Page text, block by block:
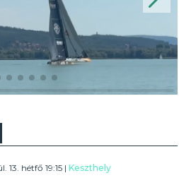
13. hétfő 19:15 |Keszthely